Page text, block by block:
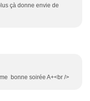
çà donne envie de
bonne soirée A+<br />